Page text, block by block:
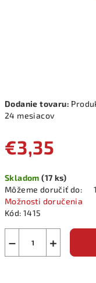
Dodanie tovaru:
24 mesiacov
€3,35
cena:
Skladom(17 ks)
Môžeme doručiť do:
Možnosti doručenia
Kód: 1415
+
−